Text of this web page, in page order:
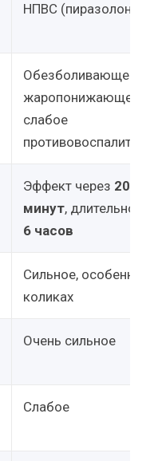
НПВС (пиразолоны)
Обезболивающее,
жаропонижающее,
слабое
Эффект через 20-40
минут,
6 часов
Сильное, особенно
коликах
Очень сильное
Слабое